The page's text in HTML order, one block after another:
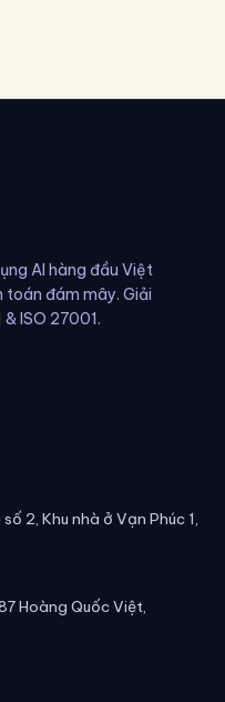
AI hàng đầu Việt
toán đám mây. Giải
ISO 27001.
2, Khu nhà ở Vạn Phúc 1,
Hoàng Quốc Việt,